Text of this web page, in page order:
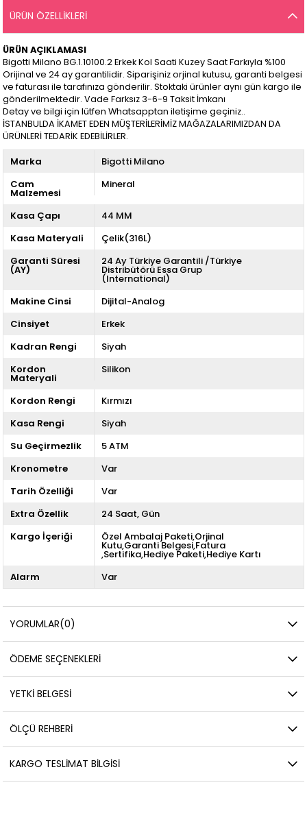
ÜRÜN ÖZELLIKLERI
ÜRÜN AÇIKLAMASI
Bigotti Milano BG.1.10100.2 Erkek Kol Saati Kuzey Saat Farkıyla %100
Orijinal ve 24 ay garantilidir. Siparişiniz orjinal kutusu, garanti belgesi
ve faturası ile tarafınıza gönderilir. Stoktaki ürünler aynı gün kargo ile
gönderilmektedir. Vade Farksız 3-6-9 Taksit İmkanı
Detay ve bilgi için lütfen Whatsapptan iletişime geçiniz..
İSTANBULDA İKAMET EDEN MÜŞTERİLERİMİZ MAĞAZALARIMIZDAN DA
ÜRÜNLERİ TEDARİK EDEBİLİRLER.
Marka
Bigotti Milano
Cam
Malzemesi
Mineral
Kasa Çapı
44 MM
Kasa Materyali
Çelik(316L)
Garanti Süresi
(AY)
24 Ay Türkiye Garantili /Türkiye
Distribütörü Essa Grup
(International)
Makine Cinsi
Dijital-Analog
Cinsiyet
Erkek
Kadran Rengi
Siyah
Kordon
Materyali
Silikon
Kordon Rengi
Kırmızı
Kasa Rengi
Siyah
Su Geçirmezlik
5 ATM
Kronometre
Var
Tarih Özelliği
Var
Extra Özellik
24 Saat Gün
Kargo İçeriği
Özel Ambalaj Paketi,Orjinal
Kutu,Garanti Belgesi,Fatura
,Sertifika,Hediye Paketi,Hediye Kartı
Alarm
Var
YORUMLAR(0)
ÖDEME SEÇENEKLERI
YETKİ BELGESİ
ÖLÇÜ REHBERI
KARGO TESLIMAT BILGISI